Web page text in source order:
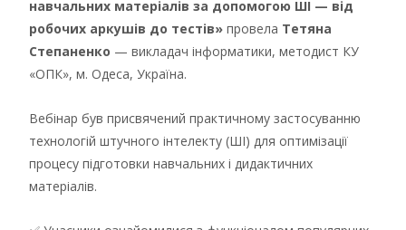
навчальних матеріалів за допомогою ШІ — від
робочих аркушів до тестів» провела Тетяна
Степаненко — викладач інформатики, методист КУ
«ОПК», м. Одеса, Україна.
Вебінар був присвячений практичному застосуванню
технологій штучного інтелекту (ШІ) для оптимізації
процесу підготовки навчальних і дидактичних
матеріалів.